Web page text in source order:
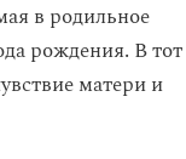
в родильное
рождения. В тот
матери и